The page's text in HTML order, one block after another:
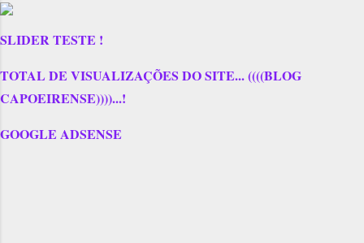
SLIDER TESTE !
TOTAL DE VISUALIZAÇÕES DO SITE... ((((BLOG
CAPOEIRENSE))))...!
GOOGLE ADSENSE